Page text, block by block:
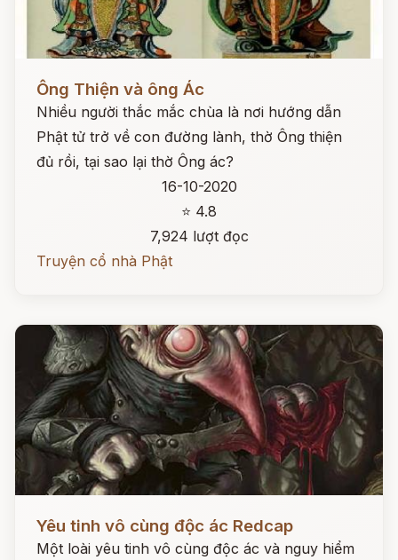
Đọc ngay
Ông Thiện và ông Ác
Nhiều người thắc mắc chùa là nơi hướng dẫn
Phật tử trở về con đường lành, thờ Ông thiện
đủ rồi, tại sao lại thờ Ông ác?
16-10-2020
⭐ 4.8
7,924 lượt đọc
Truyện cổ nhà Phật
Yêu tinh vô cùng độc ác Redcap
Một loài yêu tinh vô cùng độc ác và nguy hiểm